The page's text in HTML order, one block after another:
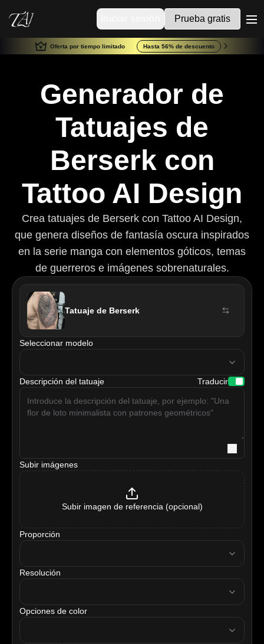
Prueba gratis
Oferta por tiempo limitado Hasta 56% de descuento
Generador de
Tatuajes de
Berserk con
Tattoo AI Design
Crea tatuajes de Berserk con Tattoo AI Design,
que genera diseños de fantasía oscura inspirados
en la serie manga con elementos góticos, temas
de guerreros e imágenes sobrenaturales.
Tatuaje de Berserk
Seleccionar modelo
model
Descripción del tatuaje Traducir
Subir imágenes
Subir imagen de referencia (opcional)
Proporción
ratio
Resolución
resolution
Opciones de color
tattooColor